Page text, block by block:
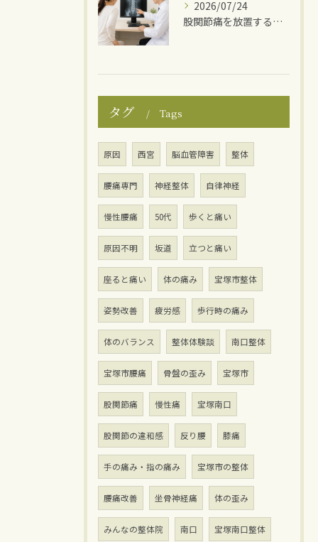
2026/07/24
股関節痛を放置するとどうなる？
タグ Tags
原因 西宮 脳血管障害 整体
腰痛専門 神経整体 自律神経
慢性腰痛 50代 歩くと痛い
原因不明 坂道 立つと痛い
座ると痛い 体の痛み 宝塚市整体
姿勢改善 疲労感 歩行時の痛み
体のバランス 整体体験談 南口整体
宝塚市腰痛 骨盤の歪み 宝塚市
股関節痛 慢性痛 宝塚南口
股関節の違和感 反り腰 膝痛
手の痛み・指の痛み 宝塚市の整体
腰痛改善 坐骨神経痛 体の歪み
みんなの整体院 南口 宝塚南口整体